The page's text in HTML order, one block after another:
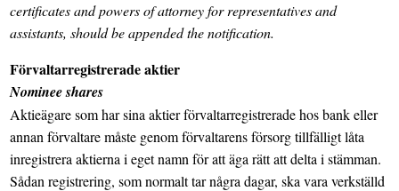
certificates and powers of attorney for representatives and
assistants, should be appended the notification.
Förvaltarregistrerade aktier
Nominee shares
Aktieägare som har sina aktier förvaltarregistrerade hos bank eller
annan förvaltare måste genom förvaltarens försorg tillfälligt låta
inregistrera aktierna i eget namn för att äga rätt att delta i stämman.
Sådan registrering, som normalt tar några dagar, ska vara verkställd